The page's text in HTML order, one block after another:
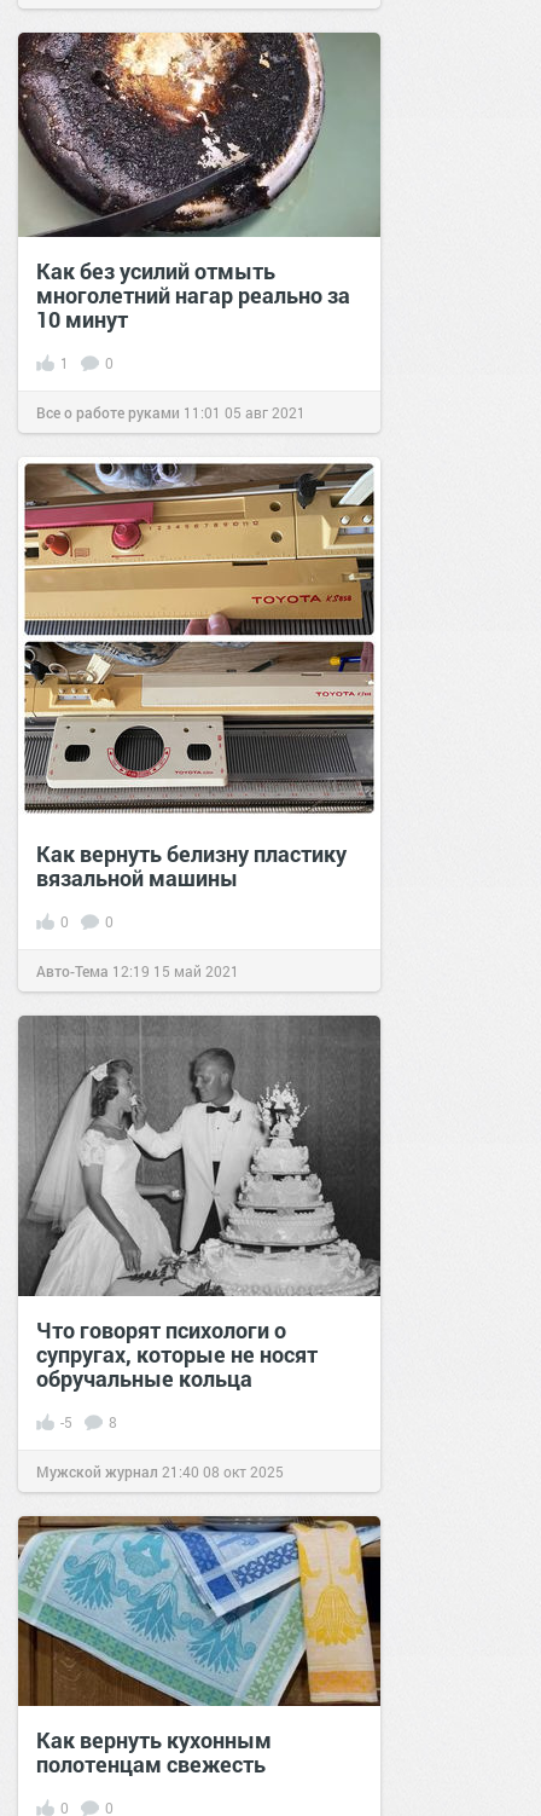
Как без усилий отмыть
многолетний нагар реально за
10 минут
1 0
Все о работе руками 11:01 05 авг 2021
Как вернуть белизну пластику
вязальной машины
0 0
Авто-Тема 12:19 15 май 2021
Что говорят психологи о
супругах, которые не носят
обручальные кольца
-5 8
Мужской журнал 21:40 08 окт 2025
Как вернуть кухонным
полотенцам свежесть
0 0